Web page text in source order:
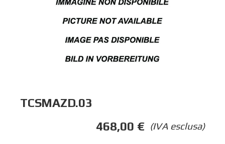
TCSMAZD.03
(IVA esclusa)
468,00 €